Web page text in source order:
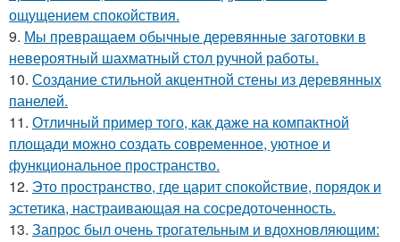
ощущением спокойствия.
9. Мы превращаем обычные деревянные заготовки в
невероятный шахматный стол ручной работы.
10. Создание стильной акцентной стены из деревянных
панелей.
11. Отличный пример того, как даже на компактной
площади можно создать современное, уютное и
функциональное пространство.
12. Это пространство, где царит спокойствие, порядок и
эстетика, настраивающая на сосредоточенность.
13. Запрос был очень трогательным и вдохновляющим: